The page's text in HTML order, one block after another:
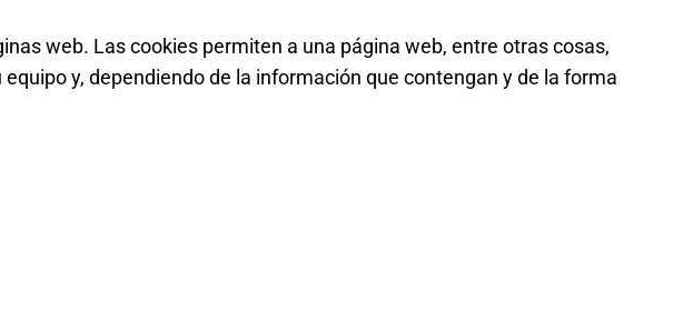
web. Las cookies permiten a una página web, entre otras cosas,
y, dependiendo de la información que contengan y de la forma